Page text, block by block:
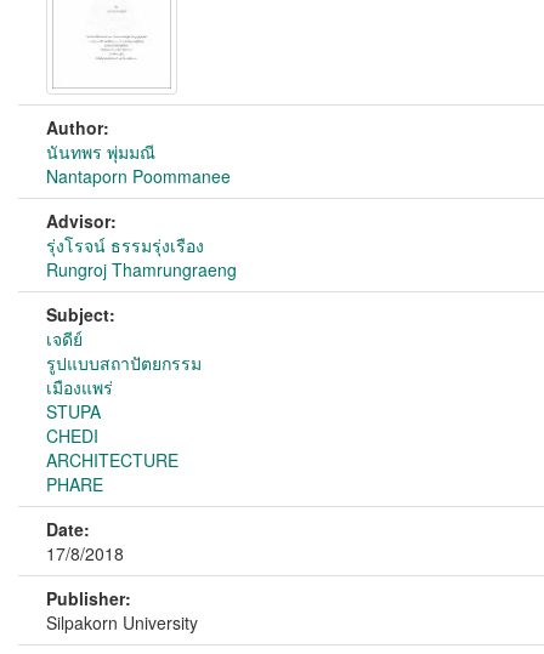
Author:
นันทพร พุ่มมณี
Nantaporn Poommanee
Advisor:
รุ่งโรจน์ ธรรมรุ่งเรือง
Rungroj Thamrungraeng
Subject:
เจดีย์
รูปแบบสถาปัตยกรรม
เมืองแพร่
STUPA
CHEDI
ARCHITECTURE
PHARE
Date:
17/8/2018
Publisher:
Silpakorn University